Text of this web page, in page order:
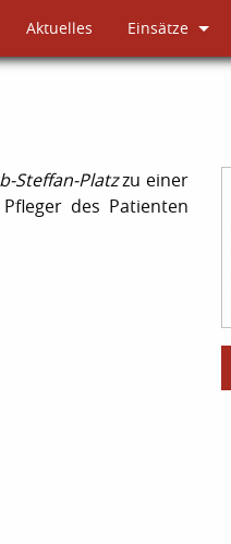
Aktuelles Einsätze
Steffan-Platzzu einer
des Patienten